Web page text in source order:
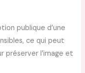
publique d’une
ce qui peut
l’image et